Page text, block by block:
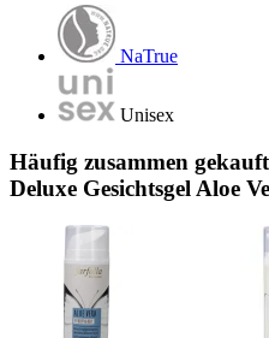
NaTrue
Unisex
Häufig zusammen
Deluxe Gesichtsgel Aloe